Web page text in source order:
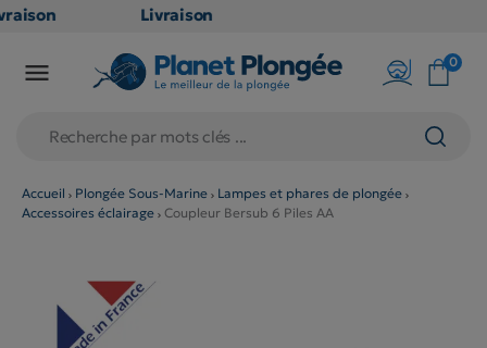
Livraison
en point
79€
(hors
produits
: non
 0
Accueil Plongée Sous-Marine
Lampes et phares de plongée
Accessoires éclairage
Coupleur Bersub 6 Piles AA